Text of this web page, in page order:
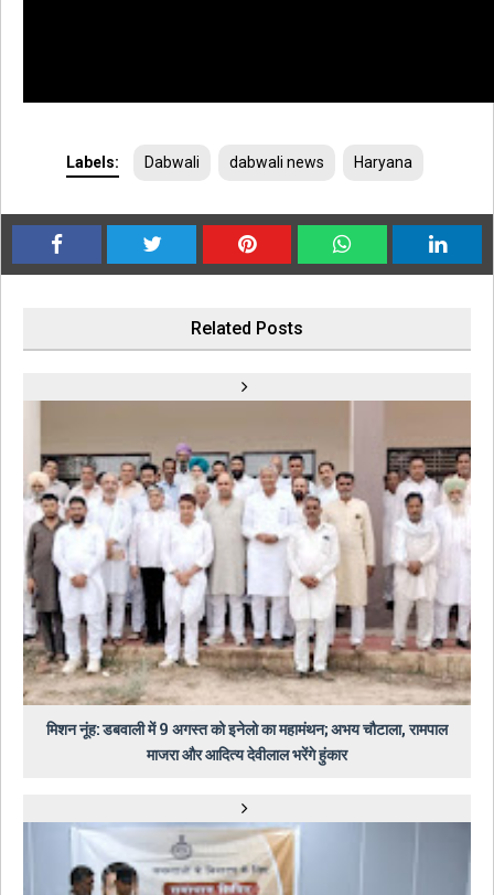
Labels: Dabwali dabwali news Haryana
Related Posts
मिशन नूंह: डबवाली में 9 अगस्त को इनेलो का महामंथन; अभय चौटाला, रामपाल
माजरा और आदित्य देवीलाल भरेंगे हुंकार